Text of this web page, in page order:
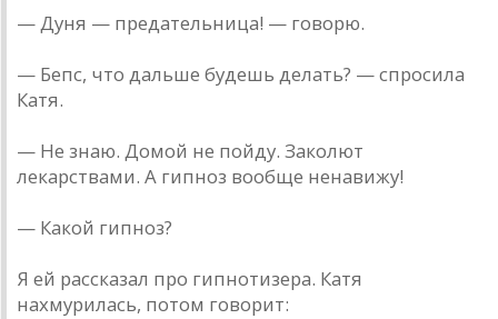
— Дуня — предательница! — говорю.
— Бепс, что дальше будешь делать? — спросила
Катя.
— Не знаю. Домой не пойду. Заколют
лекарствами. А гипноз вообще ненавижу!
— Какой гипноз?
Я ей рассказал про гипнотизера. Катя
нахмурилась, потом говорит: